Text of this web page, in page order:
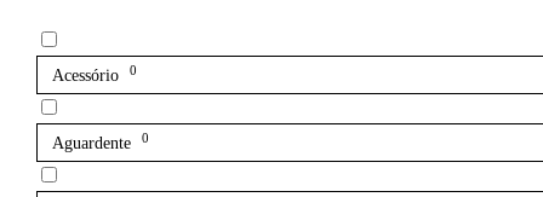
Acessório 0
Aguardente 0